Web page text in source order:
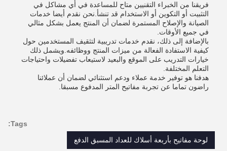
فريقنا من الخبراء التقنيين متاح للمساعدة في أي مشاكل في
التثبيت أو التكوين أو الاستخدام قد تنشأ.نحن نقدم أيضا خدمات
الصيانة والإصلاح المستمرة لضمان أن المنتج يعمل بشكل مثالي
في جميع الأوقات.
بالإضافة إلى ذلك، نقدم خدمات تدريبية لتثقيف المستخدمين حول
كيفية الاستفادة الفعالة من ميزات المنتج ووظائفه.ويشمل ذلك
خيارات التدريب على الموقع والبعيد لاستيعاب تفضيلات واحتياجات
التعلم المختلفة.
هدفنا هو توفير خدمة عملاء ودعم استثنائي لضمان أن عملائنا
راضون تماما عن تجربة مفاتيح المتر المدفوع مسبقا.
Tags:
لوحة مفاتيح بأربعة أسلاك للعداد المسبق الدفع